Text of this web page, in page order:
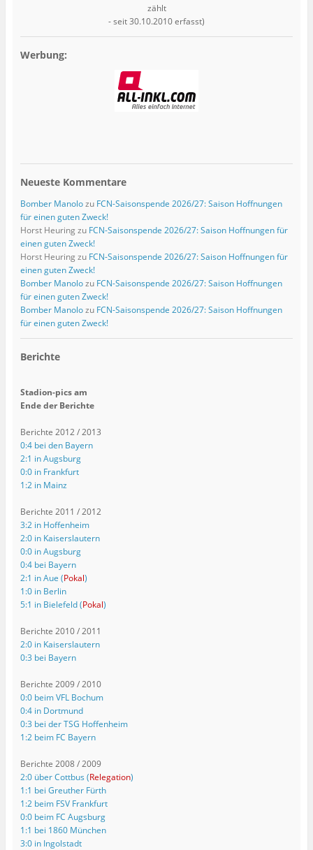
zählt
- seit 30.10.2010 erfasst)
Werbung:
Neueste Kommentare
Bomber Manolozu FCN-Saisonspende 2026/27: Saison Hoffnungen
für einen guten Zweck!
Horst Heuring zu FCN-Saisonspende 2026/27: Saison Hoffnungen für
einen guten Zweck!
Horst Heuring zu FCN-Saisonspende 2026/27: Saison Hoffnungen für
einen guten Zweck!
Bomber Manolozu FCN-Saisonspende 2026/27: Saison Hoffnungen
für einen guten Zweck!
Bomber Manolozu FCN-Saisonspende 2026/27: Saison Hoffnungen
für einen guten Zweck!
Berichte
Stadion-pics am
Ende der Berichte
Berichte 2012 / 2013
0:4 bei den Bayern
2:1 in Augsburg
0:0 in Frankfurt
1:2 in Mainz
Berichte 2011 / 2012
3:2 in Hoffenheim
2:0 in Kaiserslautern
0:0 in Augsburg
0:4 bei Bayern
2:1 in Aue (Pokal)
1:0 in Berlin
5:1 in Bielefeld (Pokal)
Berichte 2010 / 2011
2:0 in Kaiserslautern
0:3 bei Bayern
Berichte 2009 / 2010
0:0 beim VFL Bochum
0:4 in Dortmund
0:3 bei der TSG Hoffenheim
1:2 beim FC Bayern
Berichte 2008 / 2009
2:0 über Cottbus (Relegation)
1:1 bei Greuther Fürth
1:2 beim FSV Frankfurt
0:0 beim FC Augsburg
1:1 bei 1860 München
3:0 in Ingolstadt